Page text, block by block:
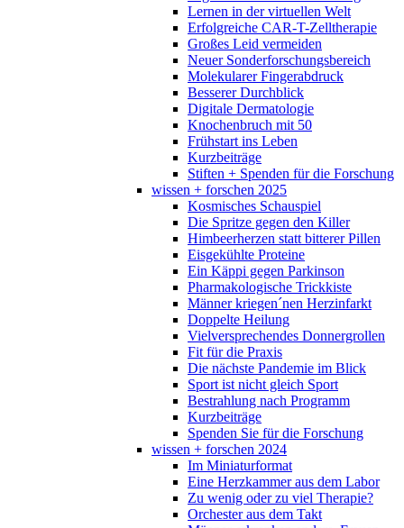
Lernen in der virtuellen Welt
Erfolgreiche CAR-T-Zelltherapie
Großes Leid vermeiden
Neuer Sonderforschungsbereich
Molekularer Fingerabdruck
Besserer Durchblick
Digitale Dermatologie
Knochenbruch mit 50
Frühstart ins Leben
Kurzbeiträge
Stiften + Spenden für die Forschung
wissen + forschen 2025
Kosmisches Schauspiel
Die Spritze gegen den Killer
Himbeerherzen statt bitterer Pillen
Eisgekühlte Proteine
Ein Käppi gegen Parkinson
Pharmakologische Trickkiste
Männer kriegen´nen Herzinfarkt
Doppelte Heilung
Vielversprechendes Donnergrollen
Fit für die Praxis
Die nächste Pandemie im Blick
Sport ist nicht gleich Sport
Bestrahlung nach Programm
Kurzbeiträge
Spenden Sie für die Forschung
wissen + forschen 2024
Im Miniaturformat
Eine Herzkammer aus dem Labor
Zu wenig oder zu viel Therapie?
Orchester aus dem Takt